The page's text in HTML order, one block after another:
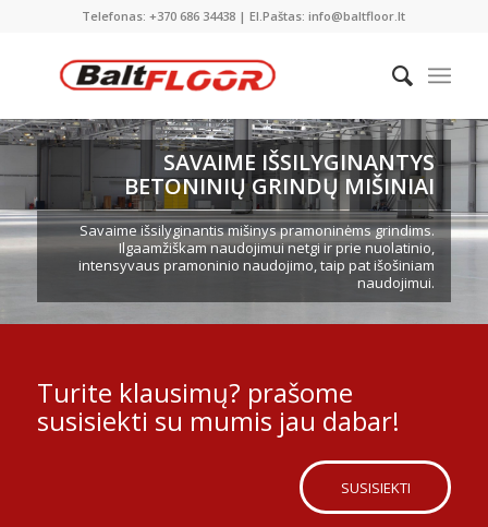
Telefonas: +370 686 34438 | El.Paštas: info@baltfloor.lt
SAVAIME IŠSILYGINANTYS
BETONINIŲ GRINDŲ MIŠINIAI
Savaime išsilyginantis mišinys pramoninėms grindims.
Ilgaamžiškam naudojimui netgi ir prie nuolatinio,
intensyvaus pramoninio naudojimo, taip pat išošiniam
naudojimui.
Turite klausimų? prašome
susisiekti su mumis jau dabar!
SUSISIEKTI